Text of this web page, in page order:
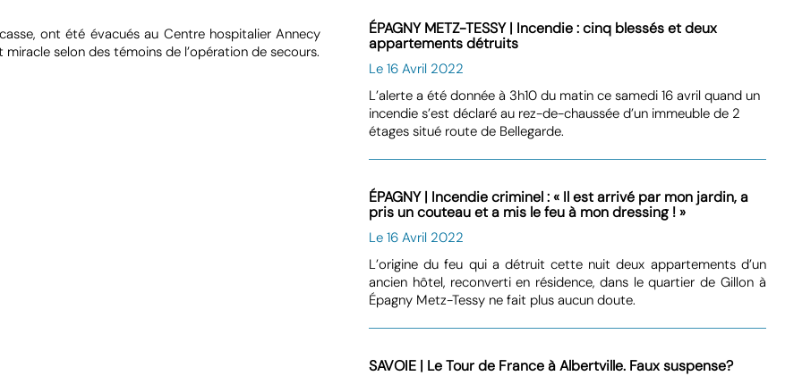
ont été évacués au Centre hospitalier Annecy
selon des témoins de l’opération de secours.
ÉPAGNY METZ-TESSY | Incendie : cinq blessés et deux
appartements détruits
Le 16 Avril 2022
L’alerte a été donnée à 3h10 du matin ce samedi 16 avril quand un
incendie s’est déclaré au rez-de-chaussée d’un immeuble de 2
étages situé route de Bellegarde.
ÉPAGNY | Incendie criminel : « Il est arrivé par mon jardin, a
pris un couteau et a mis le feu à mon dressing ! »
Le 16 Avril 2022
L’origine du feu qui a détruit cette nuit deux appartements d’un
ancien hôtel, reconverti en résidence, dans le quartier de Gillon à
Épagny Metz-Tessy ne fait plus aucun doute.
SAVOIE | Le Tour de France à Albertville. Faux suspense?